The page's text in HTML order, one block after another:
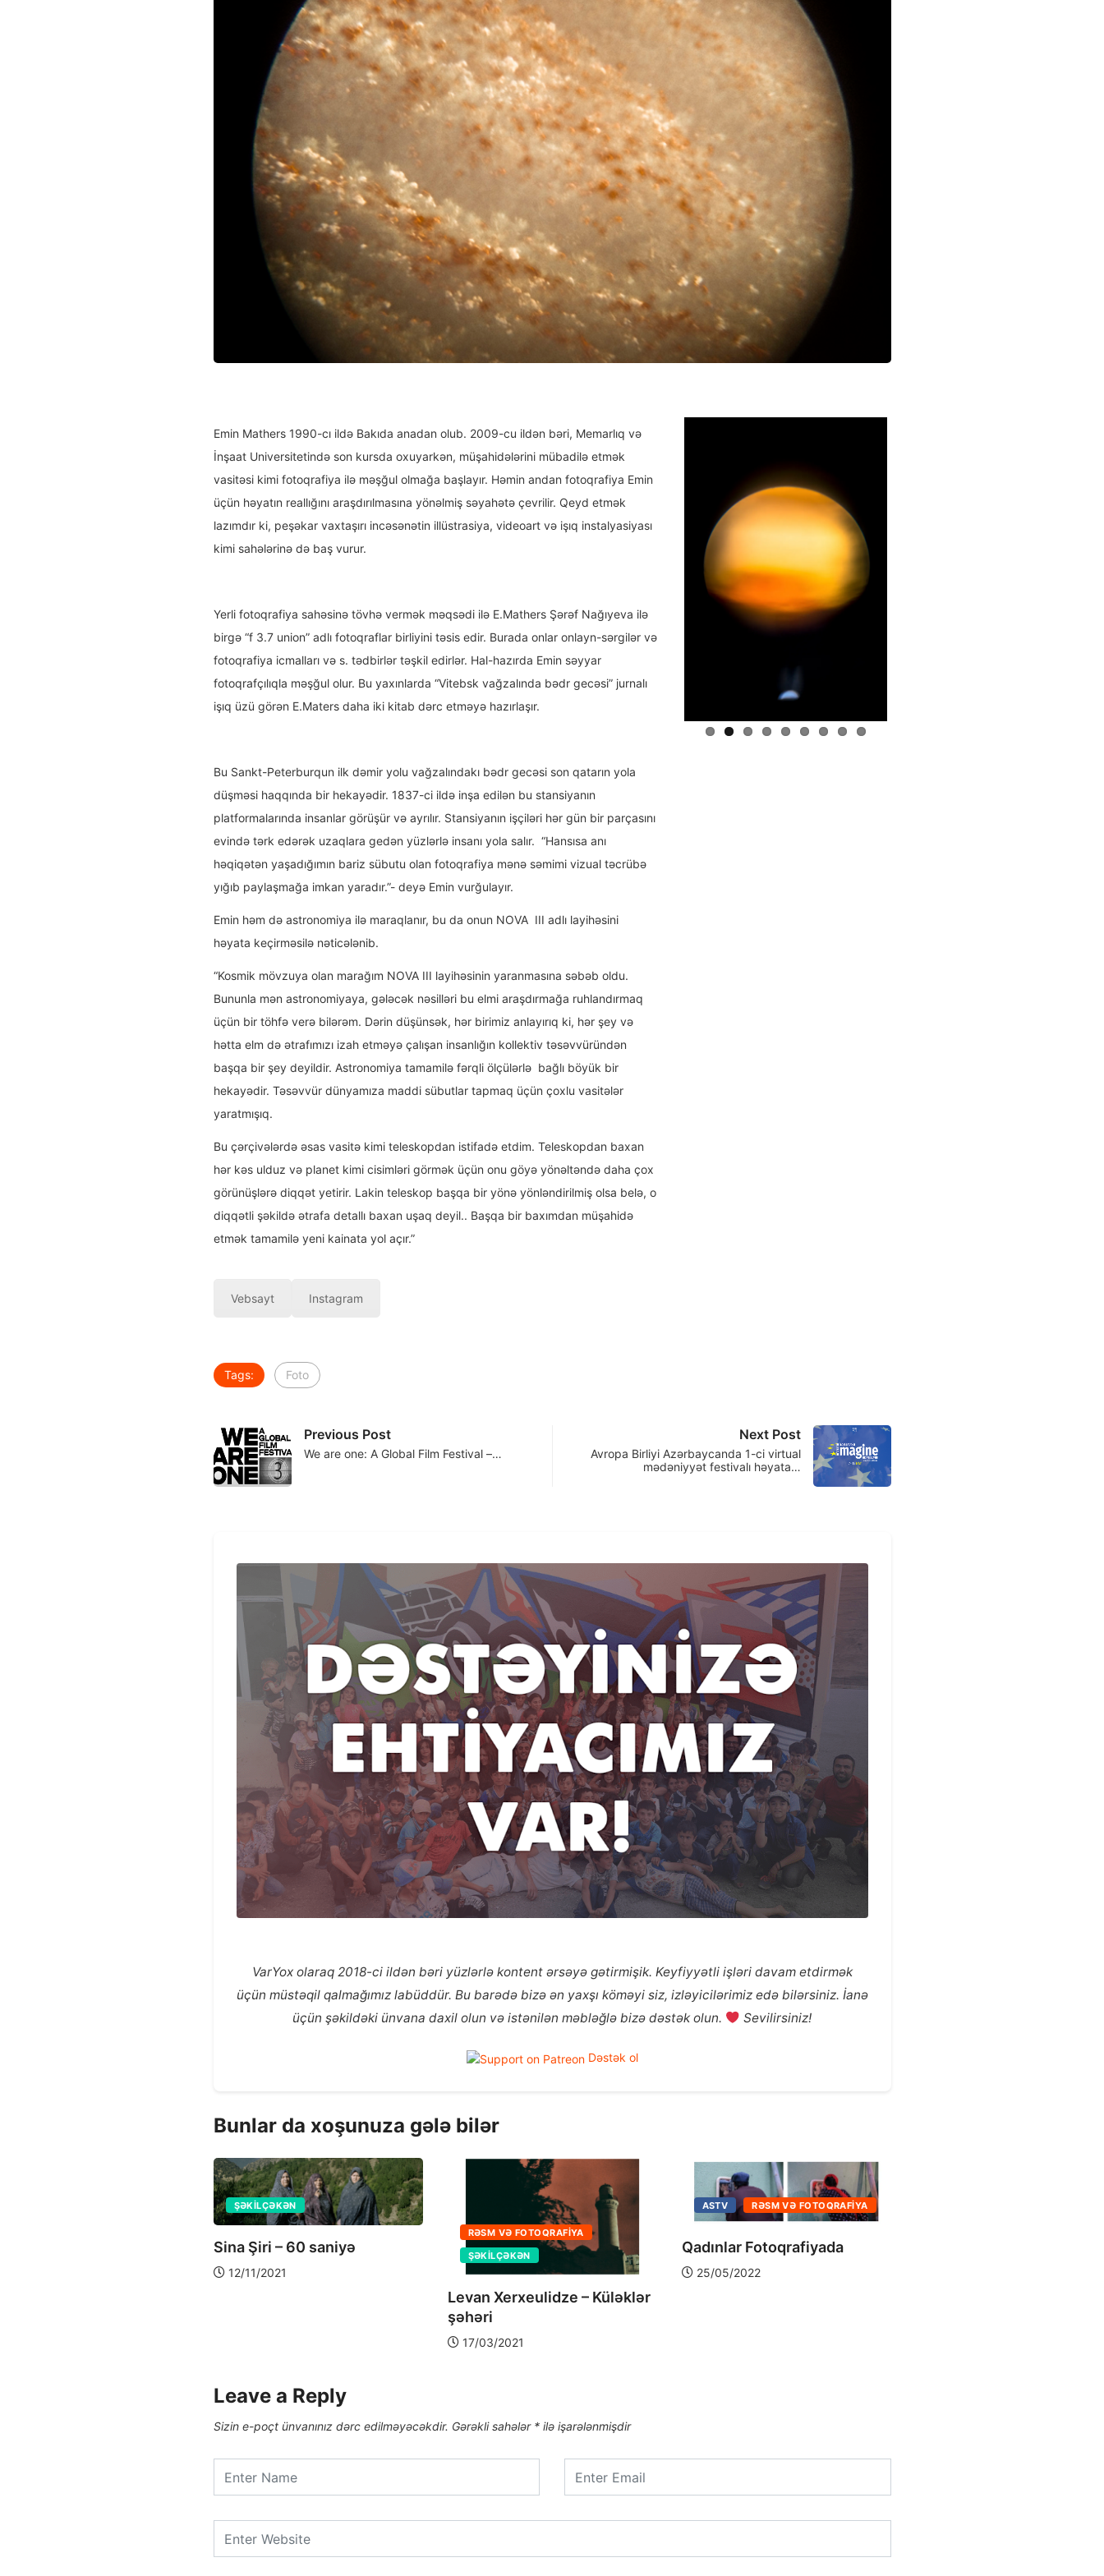
Emin Mathers 1990-cı ildə Bakıda anadan olub. 2009-cu ildən bəri, Memarlıq və
İnşaat Universitetində son kursda oxuyarkən, müşahidələrini mübadilə etmək
vasitəsi kimi fotoqrafiya ilə məşğul olmağa başlayır. Həmin andan fotoqrafiya Emin
üçün həyatın reallığını araşdırılmasına yönəlmiş səyahətə çevrilir. Qeyd etmək
lazımdır ki, peşəkar vaxtaşırı incəsənətin illüstrasiya, videoart və işıq instalyasiyası
kimi sahələrinə də baş vurur.
Yerli fotoqrafiya sahəsinə tövhə vermək məqsədi ilə E.Mathers Şərəf Nağıyeva ilə
birgə “f 3.7 union” adlı fotoqraflar birliyini təsis edir. Burada onlar onlayn-sərgilər və
fotoqrafiya icmalları və s. tədbirlər təşkil edirlər. Hal-hazırda Emin səyyar
fotoqrafçılıqla məşğul olur. Bu yaxınlarda “Vitebsk vağzalında bədr gecəsi” jurnalı
işıq üzü görən E.Maters daha iki kitab dərc etməyə hazırlaşır.
Bu Sankt-Peterburqun ilk dəmir yolu vağzalındakı bədr gecəsi son qatarın yola
düşməsi haqqında bir hekayədir. 1837-ci ildə inşa edilən bu stansiyanın
platformalarında insanlar görüşür və ayrılır. Stansiyanın işçiləri hər gün bir parçasını
evində tərk edərək uzaqlara gedən yüzlərlə insanı yola salır. “Hansısa anı
həqiqətən yaşadığımın bariz sübutu olan fotoqrafiya mənə səmimi vizual təcrübə
yığıb paylaşmağa imkan yaradır.”- deyə Emin vurğulayır.
Emin həm də astronomiya ilə maraqlanır, bu da onun NOVA III adlı layihəsini
həyata keçirməsilə nəticələnib.
“Kosmik mövzuya olan marağım NOVA III layihəsinin yaranmasına səbəb oldu.
Bununla mən astronomiyaya, gələcək nəsilləri bu elmi araşdırmağa ruhlandırmaq
üçün bir töhfə verə bilərəm. Dərin düşünsək, hər birimiz anlayırıq ki, hər şey və
hətta elm də ətrafımızı izah etməyə çalışan insanlığın kollektiv təsəvvüründən
başqa bir şey deyildir. Astronomiya tamamilə fərqli ölçülərlə bağlı böyük bir
hekayədir. Təsəvvür dünyamıza maddi sübutlar tapmaq üçün çoxlu vasitələr
yaratmışıq.
Bu çərçivələrdə əsas vasitə kimi teleskopdan istifadə etdim. Teleskopdan baxan
hər kəs ulduz və planet kimi cisimləri görmək üçün onu göyə yönəltəndə daha çox
görünüşlərə diqqət yetirir. Lakin teleskop başqa bir yönə yönləndirilmiş olsa belə, o
diqqətli şəkildə ətrafa detallı baxan uşaq deyil.. Başqa bir baxımdan müşahidə
etmək tamamilə yeni kainata yol açır.”
Vebsayt Instagram
Tags: Foto
Previous Post
We are one: A Global Film Festival –…
Next Post
Avropa Birliyi Azərbaycanda 1-ci virtual
mədəniyyət festivalı həyata…
VarYox olaraq 2018-ci ildən bəri yüzlərlə kontent ərsəyə gətirmişik. Keyfiyyətli işləri davam etdirmək
üçün müstəqil qalmağımız labüddür. Bu barədə bizə ən yaxşı köməyi siz, izləyicilərimiz edə bilərsiniz. İanə
üçün şəkildəki ünvana daxil olun və istənilən məbləğlə bizə dəstək olun.
Sevilirsiniz!
Dəstək ol
Bunlar da xoşunuza gələ bilər
ŞƏKILÇƏKƏN
Sina Şiri – 60 saniyə
12/11/2021
RƏSM VƏ FOTOQRAFIYA
ŞƏKILÇƏKƏN
Levan Xerxeulidze – Küləklər
şəhəri
17/03/2021
ASTV RƏSM VƏ FOTOQRAFIYA
Qadınlar Fotoqrafiyada
25/05/2022
Leave a Reply
Sizin e-poçt ünvanınız dərc edilməyəcəkdir. Gərəkli sahələr *ilə işarələnmişdir